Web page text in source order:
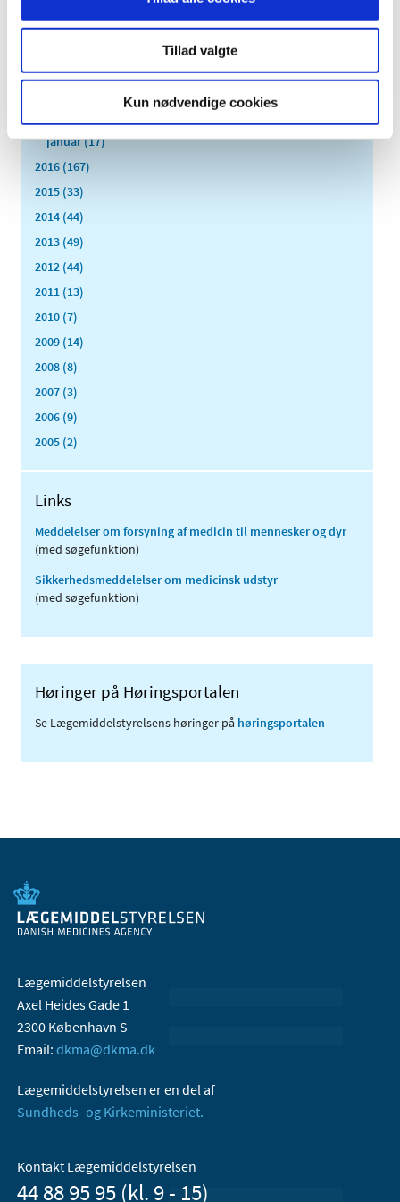
Tillad valgte
Kun nødvendige cookies
juni (15)
april (8)
januar (17)
2016 (167)
2015 (33)
2014 (44)
2013 (49)
2012 (44)
2011 (13)
2010 (7)
2009 (14)
2008 (8)
2007 (3)
2006 (9)
2005 (2)
Links
Meddelelser om forsyning af medicin til mennesker og dyr
(med søgefunktion)
Sikkerhedsmeddelelser om medicinsk udstyr
(med søgefunktion)
Høringer på Høringsportalen
Se Lægemiddelstyrelsens høringer på høringsportalen
Lægemiddelstyrelsen
Axel Heides Gade 1
2300 København S
Email: dkma@dkma.dk
Lægemiddelstyrelsen er en del af
Sundheds- og Kirkeministeriet.
Kontakt Lægemiddelstyrelsen
44 88 95 95 (kl. 9 - 15)